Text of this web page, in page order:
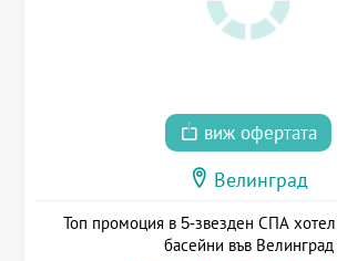
виж офертата
Велинград
Топ промоция в 5-звезден СПА
басейни във Велинград